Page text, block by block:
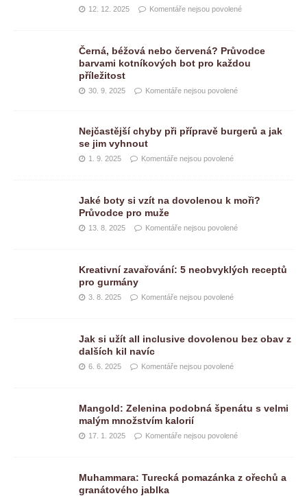
12. 12. 2025 Komentáře nejsou povolené
Černá, béžová nebo červená? Průvodce
barvami kotníkových bot pro každou
příležitost
30. 9. 2025 Komentáře nejsou povolené
Nejčastější chyby při přípravě burgerů a jak
se jim vyhnout
1. 9. 2025 Komentáře nejsou povolené
Jaké boty si vzít na dovolenou k moři?
Průvodce pro muže
13. 8. 2025 Komentáře nejsou povolené
Kreativní zavařování: 5 neobvyklých receptů
pro gurmány
3. 8. 2025 Komentáře nejsou povolené
Jak si užít all inclusive dovolenou bez obav z
dalších kil navíc
6. 6. 2025 Komentáře nejsou povolené
Mangold: Zelenina podobná špenátu s velmi
malým množstvím kalorií
17. 1. 2025 Komentáře nejsou povolené
Muhammara: Turecká pomazánka z ořechů a
granátového jablka